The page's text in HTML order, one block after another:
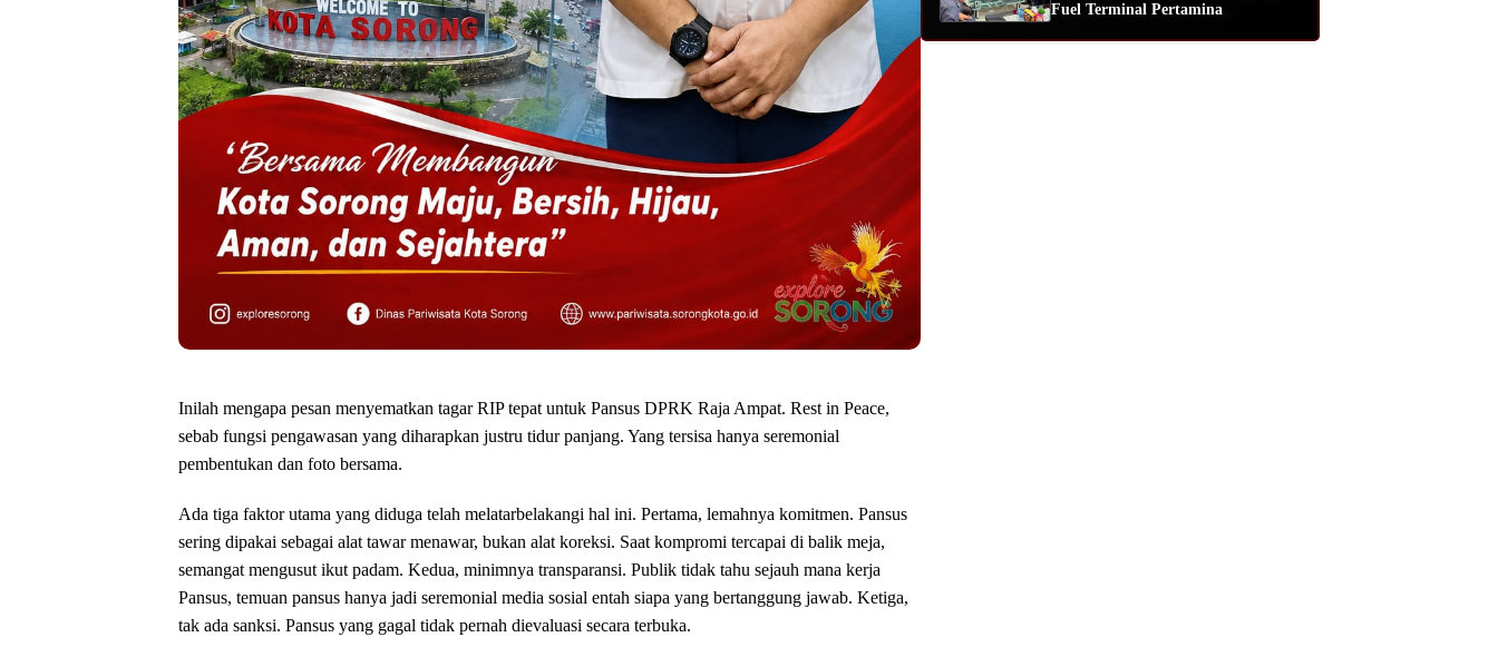
‎Inilah mengapa pesan menyematkan tagar RIP tepat untuk Pansus DPRK Raja Ampat. Rest in Peace,
sebab fungsi pengawasan yang diharapkan justru tidur panjang. Yang tersisa hanya seremonial
pembentukan dan foto bersama.
‎Ada tiga faktor utama yang diduga telah melatarbelakangi hal ini. Pertama, lemahnya komitmen. Pansus
sering dipakai sebagai alat tawar menawar, bukan alat koreksi. Saat kompromi tercapai di balik meja,
semangat mengusut ikut padam. Kedua, minimnya transparansi. Publik tidak tahu sejauh mana kerja
Pansus, temuan pansus hanya jadi seremonial media sosial entah siapa yang bertanggung jawab. Ketiga,
tak ada sanksi. Pansus yang gagal tidak pernah dievaluasi secara terbuka.
Fuel Terminal Pertamina